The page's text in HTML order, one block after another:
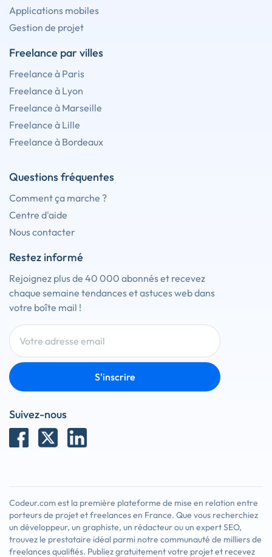
Applications mobiles
Gestion de projet
Freelance par villes
Freelance à Paris
Freelance à Lyon
Freelance à Marseille
Freelance à Lille
Freelance à Bordeaux
Questions fréquentes
Comment ça marche ?
Centre d'aide
Nous contacter
Restez informé
Rejoignez plus de 40 000 abonnés et recevez
chaque semaine tendances et astuces web dans
votre boîte mail !
S'inscrire
Suivez-nous
Codeur.com est la première plateforme de mise en relation entre
porteurs de projet et freelances en France. Que vous recherchiez
un développeur, un graphiste, un rédacteur ou un expert SEO,
trouvez le prestataire idéal parmi notre communauté de milliers de
freelances qualifiés. Publiez gratuitement votre projet et recevez